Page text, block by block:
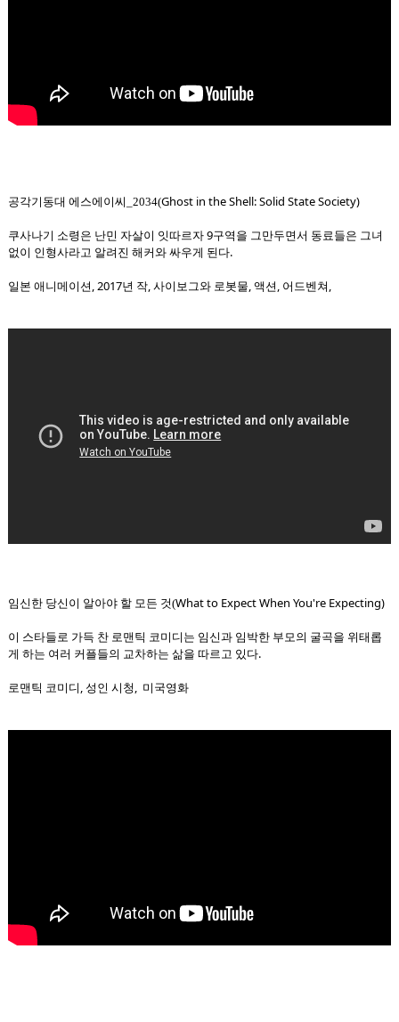
공각기동대 에스에이씨_2034(Ghost in the Shell: Solid State Society)
쿠사나기 소령은 난민 자살이 잇따르자 9구역을 그만두면서 동료들은 그녀
없이 인형사라고 알려진 해커와 싸우게 된다.
일본 애니메이션, 2017년 작, 사이보그와 로봇물, 액션, 어드벤쳐,
임신한 당신이 알아야 할 모든 것(What to Expect When You're Expecting)
이 스타들로 가득 찬 로맨틱 코미디는 임신과 임박한 부모의 굴곡을 위태롭
게 하는 여러 커플들의 교차하는 삶을 따르고 있다.
로맨틱 코미디, 성인 시청, 미국영화